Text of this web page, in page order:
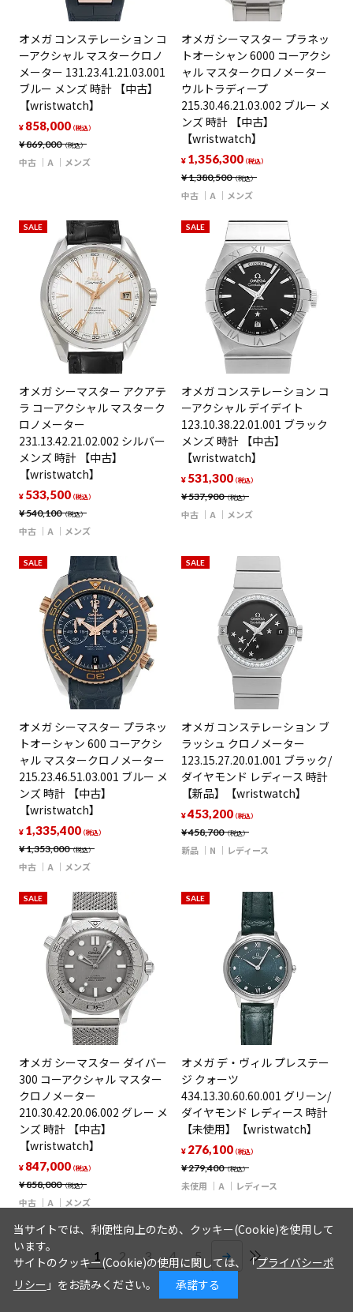
オメガ コンステレーション コ
ーアクシャル マスタークロノ
メーター 131.23.41.21.03.001
ブルー メンズ 時計 【中古】
【wristwatch】
¥869,000（税込）
¥ 858,000（税込）
中古 A メンズ
オメガ シーマスター プラネッ
トオーシャン 6000 コーアクシ
ャル マスタークロノメーター
ウルトラディープ
215.30.46.21.03.002 ブルー メ
ンズ 時計 【中古】
【wristwatch】
¥1,380,500（税込）
¥ 1,356,300（税込）
中古 A メンズ
SALE
オメガ シーマスター アクアテ
ラ コーアクシャル マスターク
ロノメーター
231.13.42.21.02.002 シルバー
メンズ 時計 【中古】
【wristwatch】
¥540,100（税込）
¥ 533,500（税込）
中古 A メンズ
SALE
オメガ コンステレーション コ
ーアクシャル デイデイト
123.10.38.22.01.001 ブラック
メンズ 時計 【中古】
【wristwatch】
¥537,900（税込）
¥ 531,300（税込）
中古 A メンズ
SALE
オメガ シーマスター プラネッ
トオーシャン 600 コーアクシ
ャル マスタークロノメーター
215.23.46.51.03.001 ブルー メ
ンズ 時計 【中古】
【wristwatch】
¥1,353,000（税込）
¥ 1,335,400（税込）
中古 A メンズ
SALE
オメガ コンステレーション ブ
ラッシュ クロノメーター
123.15.27.20.01.001 ブラック/
ダイヤモンド レディース 時計
【新品】【wristwatch】
¥458,700（税込）
¥453,200（税込）
新品 N レディース
SALE
オメガ シーマスター ダイバー
300 コーアクシャル マスター
クロノメーター
210.30.42.20.06.002 グレー メ
ンズ 時計 【中古】
【wristwatch】
¥858,000（税込）
¥ 847,000（税込）
中古 A メンズ
SALE
オメガ デ・ヴィル プレステー
ジ クォーツ
434.13.30.60.60.001 グリーン/
ダイヤモンド レディース 時計
【未使用】【wristwatch】
¥279,400（税込）
¥ 276,100（税込）
未使用 A レディース
1 2 3 4 5
当サイトでは、利便性向上のため、クッキー(Cookie)を使用して
います。
サイトのクッキー(Cookie)の使用に関しては、「プライバシーポ
リシー 」をお読みください。 承諾する